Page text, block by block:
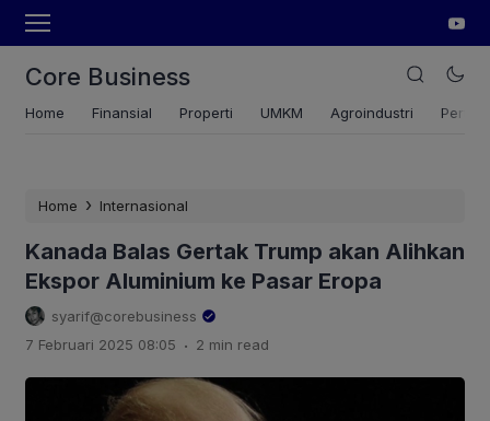
Core Business
Home Finansial Properti UMKM Agroindustri
Home › Internasional
Kanada Balas Gertak Trump akan Alihkan
Ekspor Aluminium ke Pasar Eropa
syarif@corebusiness
7 Februari 2025 08:05 . 2 min read